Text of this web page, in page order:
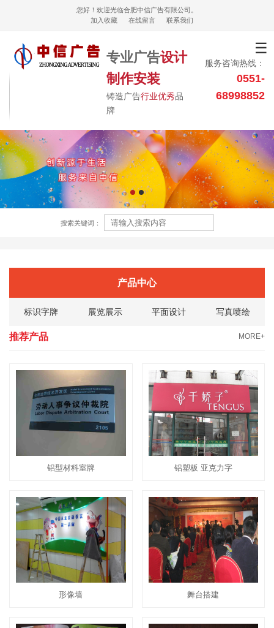
您好！欢迎光临合肥中信广告有限公司。
加入收藏
在线留言 联系我们
专业广告设计
制作安装
铸造广告行业优秀品
牌
服务咨询热线：
0551-
68998852
☰
搜索关键词：
产品中心
标识字牌 展览展示 平面设计 写真喷绘
推荐产品 MORE+
铝型材科室牌 铝塑板 亚克力字
形像墙 舞台搭建